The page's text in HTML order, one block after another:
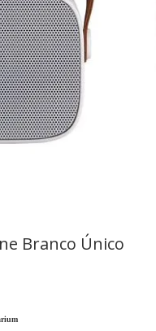
Branco Único